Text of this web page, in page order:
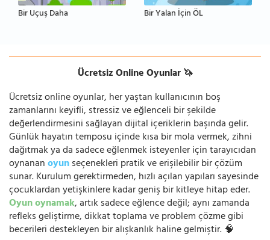
Bir Uçuş Daha Bir Yalan İçin ÖL
Ücretsiz Online Oyunlar 🦄
Ücretsiz online oyunlar, her yaştan kullanıcının boş
zamanlarını keyifli, stressiz ve eğlenceli bir şekilde
değerlendirmesini sağlayan dijital içeriklerin başında gelir.
Günlük hayatın temposu içinde kısa bir mola vermek, zihni
dağıtmak ya da sadece eğlenmek isteyenler için tarayıcıdan
oynananoyunseçenekleri pratik ve erişilebilir bir çözüm
sunar. Kurulum gerektirmeden, hızlı açılan yapıları sayesinde
çocuklardan yetişkinlere kadar geniş bir kitleye hitap eder.
Oyun oynamak, artık sadece eğlence değil; aynı zamanda
refleks geliştirme, dikkat toplama ve problem çözme gibi
becerileri destekleyen bir alışkanlık haline gelmiştir. 🧠